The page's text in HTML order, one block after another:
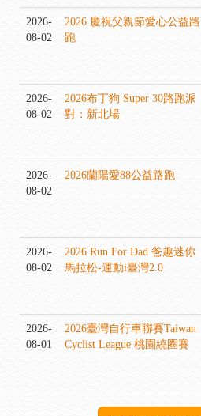
2026-
08-02
2026 慶祝父親節愛心公益路
跑
2026-
08-02
2026布丁狗 Super 30路跑派
對：新北場
2026-
08-02
2026蘭陽愛88公益路跑
2026-
08-02
2026 Run For Dad 爸趣迷你
馬拉松-運動i臺灣2.0
2026-
08-01
2026臺灣自行車聯賽Taiwan
Cyclist League 桃園繞圈賽